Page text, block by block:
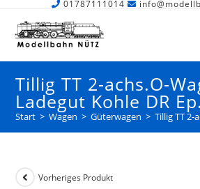
01787111014
Tillig TT 2-achs.O-
Ladegut Kohle DR
Start > Wagen > Güterwagen > Tillig TT 2-
Vorheriges Produkt